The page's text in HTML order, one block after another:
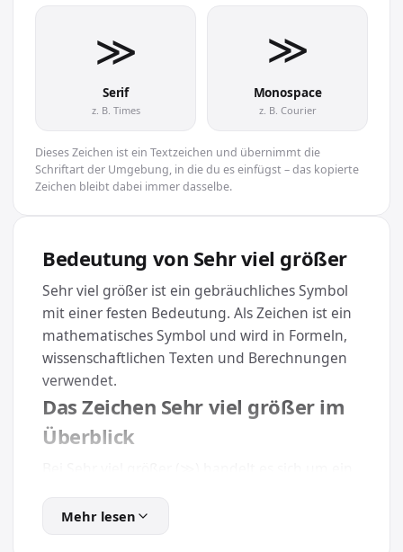
≫︎
Serif
z. B. Times
≫︎
Monospace
z. B. Courier
Dieses Zeichen ist ein Textzeichen und übernimmt die
Schriftart der Umgebung, in die du es einfügst – das kopierte
Zeichen bleibt dabei immer dasselbe.
Bedeutung von Sehr viel größer
Sehr viel größer ist ein gebräuchliches Symbol
mit einer festen Bedeutung. Als Zeichen ist ein
mathematisches Symbol und wird in Formeln,
wissenschaftlichen Texten und Berechnungen
verwendet.
Das Zeichen Sehr viel größer im
Überblick
gehört zur Kategorie Mathematik und lässt sich
Mehr lesen